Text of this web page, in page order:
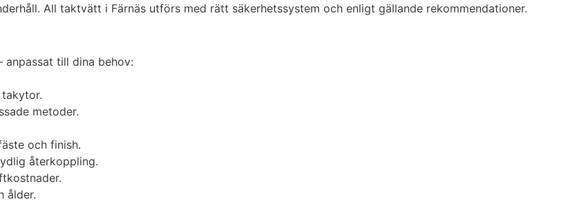
All taktvätt i Färnäs utförs med rätt säkerhetssystem och enligt gällande rekommendationer.
till dina behov:
metoder.
och finish.
återkoppling.
ålder.